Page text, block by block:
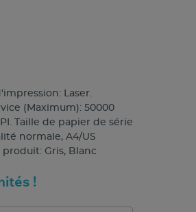
Laser.
(Maximum): 50000
Taille de papier de série
normale, A4/US
Gris, Blanc
!